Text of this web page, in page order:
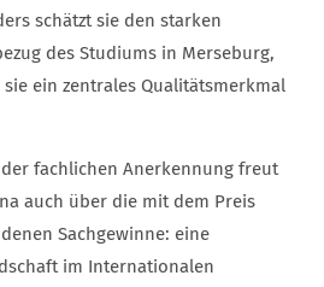
schätzt sie den starken
des Studiums in Merseburg,
ein zentrales Qualitätsmerkmal
fachlichen Anerkennung freut
auch über die mit dem Preis
Sachgewinne: eine
im Internationalen